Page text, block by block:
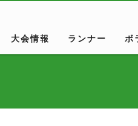
大会情報 ランナー ボ